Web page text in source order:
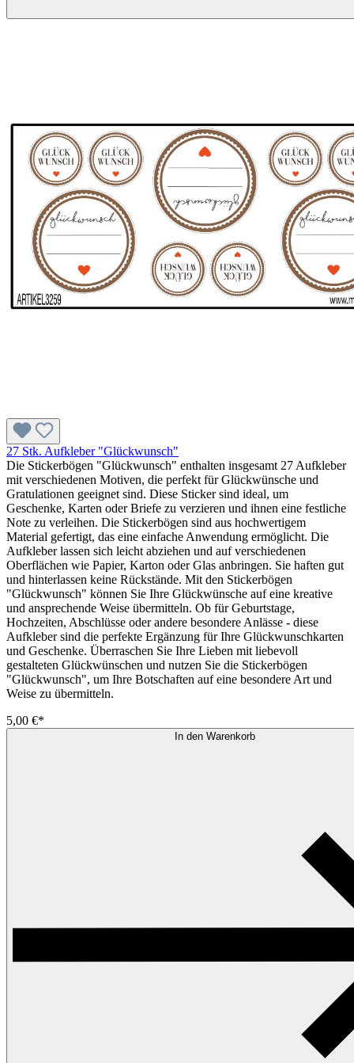
27 Stk. Aufkleber "Glückwunsch"
Die Stickerbögen "Glückwunsch" enthalten insgesamt 27 Aufkleber
mit verschiedenen Motiven, die perfekt für Glückwünsche und
Gratulationen geeignet sind. Diese Sticker sind ideal, um
Geschenke, Karten oder Briefe zu verzieren und ihnen eine festliche
Note zu verleihen. Die Stickerbögen sind aus hochwertigem
Material gefertigt, das eine einfache Anwendung ermöglicht. Die
Aufkleber lassen sich leicht abziehen und auf verschiedenen
Oberflächen wie Papier, Karton oder Glas anbringen. Sie haften gut
und hinterlassen keine Rückstände. Mit den Stickerbögen
"Glückwunsch" können Sie Ihre Glückwünsche auf eine kreative
und ansprechende Weise übermitteln. Ob für Geburtstage,
Hochzeiten, Abschlüsse oder andere besondere Anlässe - diese
Aufkleber sind die perfekte Ergänzung für Ihre Glückwunschkarten
und Geschenke. Überraschen Sie Ihre Lieben mit liebevoll
gestalteten Glückwünschen und nutzen Sie die Stickerbögen
"Glückwunsch", um Ihre Botschaften auf eine besondere Art und
Weise zu übermitteln.
5,00 €*
In den Warenkorb